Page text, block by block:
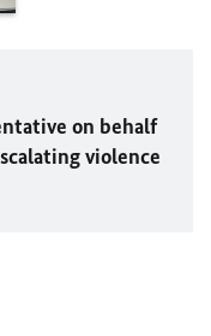
on behalf
violence